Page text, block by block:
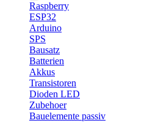
Raspberry
ESP32
Arduino
SPS
Bausatz
Batterien
Akkus
Transistoren
Dioden LED
Zubehoer
Bauelemente passiv